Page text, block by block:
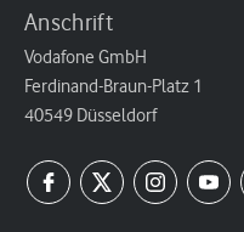
Anschrift
Vodafone GmbH
Ferdinand-Braun-Platz 1
40549 Düsseldorf